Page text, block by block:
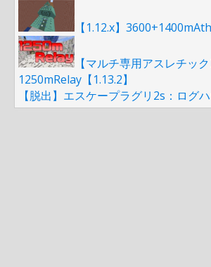
【1.12.x】
【マルチ専用アスレチック
1250mRelay【1.13.2】
【脱出】エスケープラグリ2s：ログ